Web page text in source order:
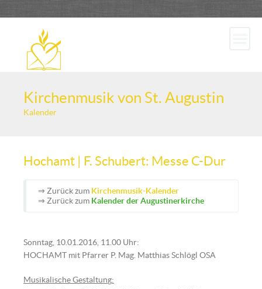
Kirchenmusik von St. Augustin
Kalender
Hochamt | F. Schubert: Messe C-Dur
⇒ Zurück zum Kirchenmusik-Kalender
⇒ Zurück zum Kalender der Augustinerkirche
Sonntag, 10.01.2016, 11.00 Uhr:
HOCHAMT mit Pfarrer P. Mag. Matthias Schlögl OSA
Musikalische Gestaltung: